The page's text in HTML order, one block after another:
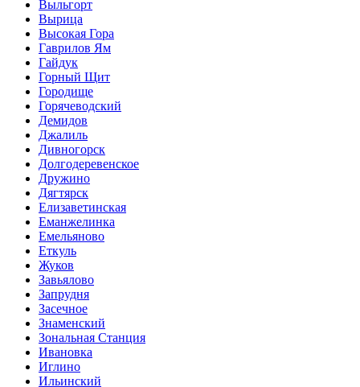
Выльгорт
Вырица
Высокая Гора
Гаврилов Ям
Гайдук
Горный Щит
Городище
Горячеводский
Демидов
Джалиль
Дивногорск
Долгодеревенское
Дружино
Дягтярск
Елизаветинская
Еманжелинка
Емельяново
Еткуль
Жуков
Завьялово
Запрудня
Засечное
Знаменский
Зональная Станция
Ивановка
Иглино
Ильинский